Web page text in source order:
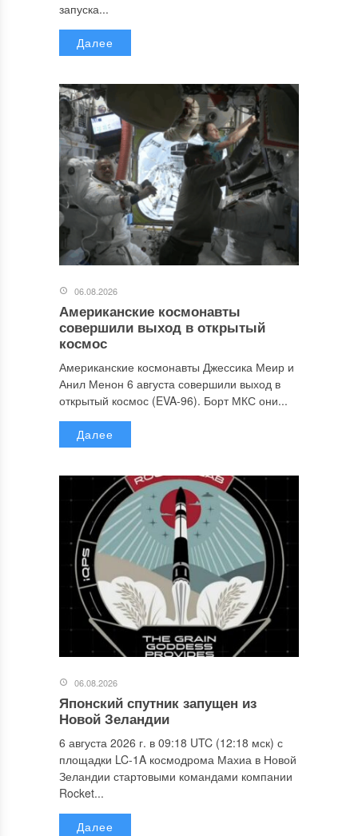
запуска...
Далее
06.08.2026
Американские космонавты
совершили выход в открытый
космос
Американские космонавты Джессика Меир и
Анил Менон 6 августа совершили выход в
открытый космос (EVA-96). Борт МКС они...
Далее
06.08.2026
Японский спутник запущен из
Новой Зеландии
6 августа 2026 г. в 09:18 UTC (12:18 мск) с
площадки LC-1A космодрома Махиа в Новой
Зеландии стартовыми командами компании
Rocket...
Далее